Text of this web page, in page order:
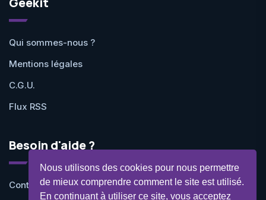
Nous utilisons des cookies pour nous permettre
de mieux comprendre comment le site est utilisé.
En continuant à utiliser ce site, vous acceptez
Qui sommes-nous ?
Mentions légales
C.G.U.
Flux RSS
Besoin d'aide ?
Contactez-nous